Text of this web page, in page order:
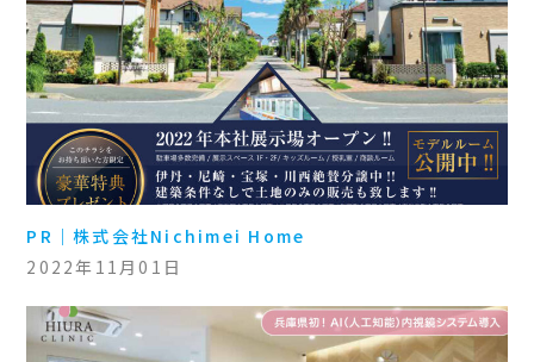
PR｜株式会社Nichimei Home
2022年11月01日